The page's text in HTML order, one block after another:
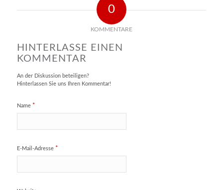
0
KOMMENTARE
HINTERLASSE EINEN
KOMMENTAR
An der Diskussion beteiligen?
Hinterlassen Sie uns Ihren Kommentar!
Name *
E-Mail-Adresse *